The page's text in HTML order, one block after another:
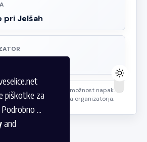
piškotke za
...
and
pri Jelšah
narave. Dopuščamo možnost napak. Za
se obrnite na lokalnega organizatorja.